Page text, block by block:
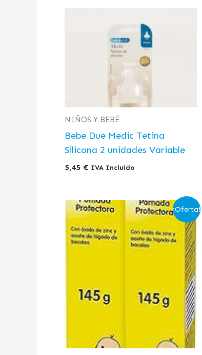
NIÑOS Y BEBÉ
Bebe Due Medic Tetina
Silicona 2 unidades Variable
5,45 € IVA Incluido
¡Oferta!
El
precio
original
era:
El
precio
actual
es:
15,00 €.